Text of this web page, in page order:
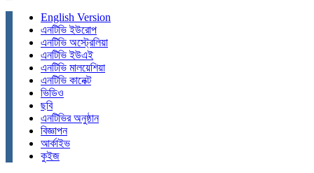
English Version
এনটিভি ইউরোপ
এনটিভি অস্ট্রেলিয়া
এনটিভি ইউএই
এনটিভি মালয়েশিয়া
এনটিভি কানেক্ট
ভিডিও
ছবি
এনটিভির অনুষ্ঠান
বিজ্ঞাপন
আর্কাইভ
কুইজ